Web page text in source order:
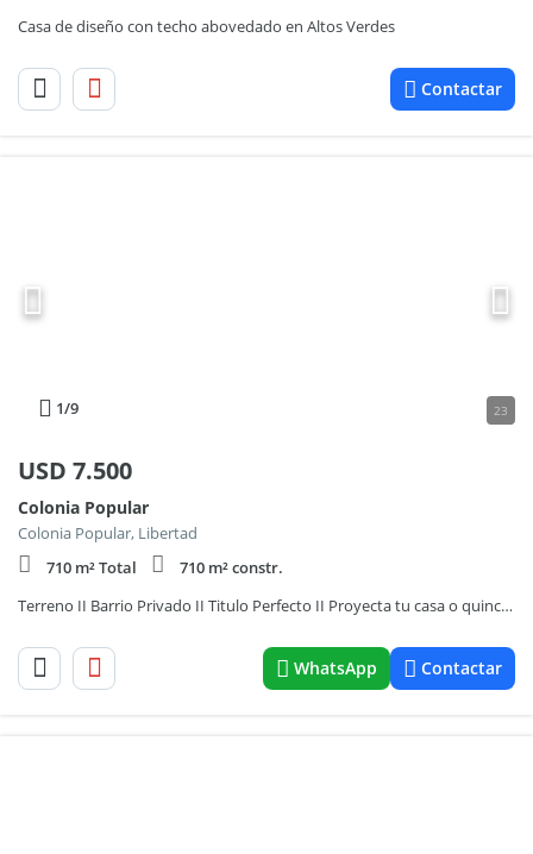
Casa de diseño con techo abovedado en Altos Verdes
Contactar
1/9 23
USD 7.500
Colonia Popular
Colonia Popular, Libertad
710 m² Total
710 m² constr.
Terreno II Barrio Privado II Titulo Perfecto II Proyecta tu casa o quincho
WhatsApp Contactar